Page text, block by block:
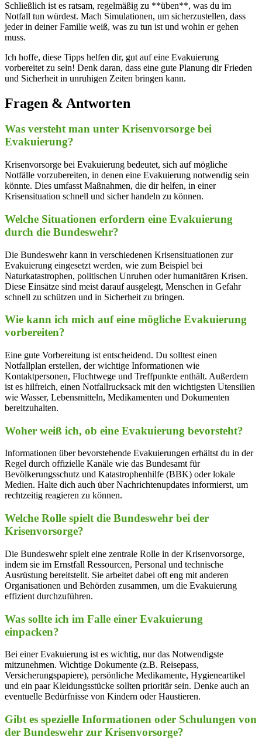
Schließlich ist es ratsam, regelmäßig zu **üben**, was du im
Notfall tun würdest. Mach Simulationen, um sicherzustellen, dass
jeder in deiner Familie weiß, was zu tun ist und wohin er gehen
muss.
Ich hoffe, diese Tipps helfen dir, gut auf eine Evakuierung
vorbereitet zu sein! Denk daran, dass eine gute Planung dir Frieden
und Sicherheit in unruhigen Zeiten bringen kann.
Fragen & Antworten
Was versteht man unter Krisenvorsorge bei
Evakuierung?
Krisenvorsorge bei Evakuierung bedeutet, sich auf mögliche
Notfälle vorzubereiten, in denen eine Evakuierung notwendig sein
könnte. Dies umfasst Maßnahmen, die dir helfen, in einer
Krisensituation schnell und sicher handeln zu können.
Welche Situationen erfordern eine Evakuierung
durch die Bundeswehr?
Die Bundeswehr kann in verschiedenen Krisensituationen zur
Evakuierung eingesetzt werden, wie zum Beispiel bei
Naturkatastrophen, politischen Unruhen oder humanitären Krisen.
Diese Einsätze sind meist darauf ausgelegt, Menschen in Gefahr
schnell zu schützen und in Sicherheit zu bringen.
Wie kann ich mich auf eine mögliche Evakuierung
vorbereiten?
Eine gute Vorbereitung ist entscheidend. Du solltest einen
Notfallplan erstellen, der wichtige Informationen wie
Kontaktpersonen, Fluchtwege und Treffpunkte enthält. Außerdem
ist es hilfreich, einen Notfallrucksack mit den wichtigsten Utensilien
wie Wasser, Lebensmitteln, Medikamenten und Dokumenten
bereitzuhalten.
Woher weiß ich, ob eine Evakuierung bevorsteht?
Informationen über bevorstehende Evakuierungen erhältst du in der
Regel durch offizielle Kanäle wie das Bundesamt für
Bevölkerungsschutz und Katastrophenhilfe (BBK) oder lokale
Medien. Halte dich auch über Nachrichtenupdates informierst, um
rechtzeitig reagieren zu können.
Welche Rolle spielt die Bundeswehr bei der
Krisenvorsorge?
Die Bundeswehr spielt eine zentrale Rolle in der Krisenvorsorge,
indem sie im Ernstfall Ressourcen, Personal und technische
Ausrüstung bereitstellt. Sie arbeitet dabei oft eng mit anderen
Organisationen und Behörden zusammen, um die Evakuierung
effizient durchzuführen.
Was sollte ich im Falle einer Evakuierung
einpacken?
Bei einer Evakuierung ist es wichtig, nur das Notwendigste
mitzunehmen. Wichtige Dokumente (z.B. Reisepass,
Versicherungspapiere), persönliche Medikamente, Hygieneartikel
und ein paar Kleidungsstücke sollten prioritär sein. Denke auch an
eventuelle Bedürfnisse von Kindern oder Haustieren.
Gibt es spezielle Informationen oder Schulungen von
der Bundeswehr zur Krisenvorsorge?